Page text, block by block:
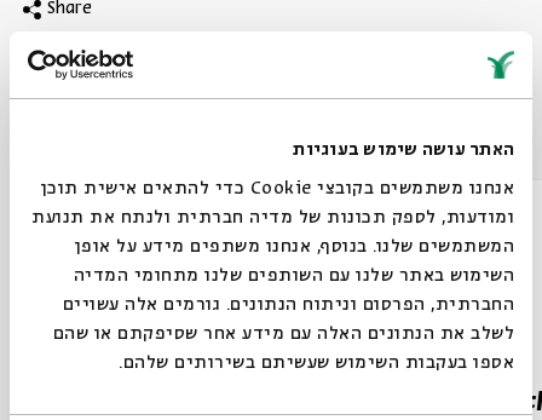
האתר עושה שימוש בעוגיות
אנחנו משתמשים בקובצי Cookie כדי להתאים אישית תוכן
ומודעות, לספק תכונות של מדיה חברתית ולנתח את תנועת
המשתמשים שלנו. בנוסף, אנחנו משתפים מידע על אופן
השימוש באתר שלנו עם השותפים שלנו מתחומי המדיה
החברתית, הפרסום וניתוח הנתונים. גורמים אלה עשויים
לשלב את הנתונים האלה עם מידע אחר שסיפקתם או שהם
אספו בעקבות השימוש שעשיתם בשירותים שלהם.
Share